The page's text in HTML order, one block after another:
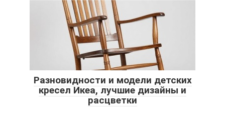
Разновидности и модели детских
кресел Икеа, лучшие дизайны и
расцветки